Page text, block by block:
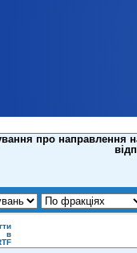
про направлення
в